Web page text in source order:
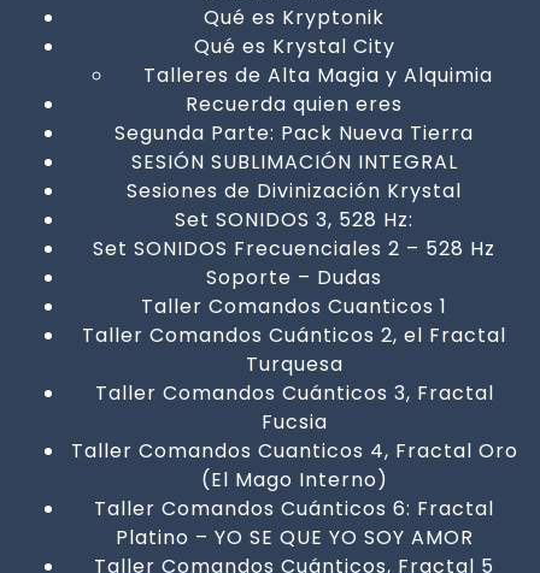
Qué es Kryptonik
Qué es Krystal City
Talleres de Alta Magia y Alquimia
Recuerda quien eres
Segunda Parte: Pack Nueva Tierra
SESIÓN SUBLIMACIÓN INTEGRAL
Sesiones de Divinización Krystal
Set SONIDOS 3, 528 Hz:
Set SONIDOS Frecuenciales 2 – 528 Hz
Soporte – Dudas
Taller Comandos Cuanticos 1
Taller Comandos Cuánticos 2, el Fractal
Turquesa
Taller Comandos Cuánticos 3, Fractal
Fucsia
Taller Comandos Cuanticos 4, Fractal Oro
(El Mago Interno)
Taller Comandos Cuánticos 6: Fractal
Platino – YO SE QUE YO SOY AMOR
Taller Comandos Cuánticos, Fractal 5